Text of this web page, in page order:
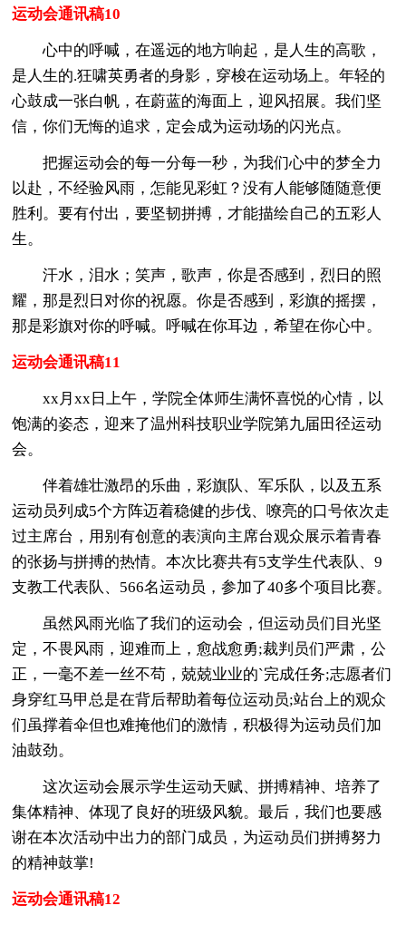
运动会通讯稿10
心中的呼喊，在遥远的地方响起，是人生的高歌，
是人生的.狂啸英勇者的身影，穿梭在运动场上。年轻的
心鼓成一张白帆，在蔚蓝的海面上，迎风招展。我们坚
信，你们无悔的追求，定会成为运动场的闪光点。
把握运动会的每一分每一秒，为我们心中的梦全力
以赴，不经验风雨，怎能见彩虹？没有人能够随随意便
胜利。要有付出，要坚韧拼搏，才能描绘自己的五彩人
生。
汗水，泪水；笑声，歌声，你是否感到，烈日的照
耀，那是烈日对你的祝愿。你是否感到，彩旗的摇摆，
那是彩旗对你的呼喊。呼喊在你耳边，希望在你心中。
运动会通讯稿11
xx月xx日上午，学院全体师生满怀喜悦的心情，以
饱满的姿态，迎来了温州科技职业学院第九届田径运动
会。
伴着雄壮激昂的乐曲，彩旗队、军乐队，以及五系
运动员列成5个方阵迈着稳健的步伐、嘹亮的口号依次走
过主席台，用别有创意的表演向主席台观众展示着青春
的张扬与拼搏的热情。本次比赛共有5支学生代表队、9
支教工代表队、566名运动员，参加了40多个项目比赛。
虽然风雨光临了我们的运动会，但运动员们目光坚
定，不畏风雨，迎难而上，愈战愈勇;裁判员们严肃，公
正，一毫不差一丝不苟，兢兢业业的`完成任务;志愿者们
身穿红马甲总是在背后帮助着每位运动员;站台上的观众
们虽撑着伞但也难掩他们的激情，积极得为运动员们加
油鼓劲。
这次运动会展示学生运动天赋、拼搏精神、培养了
集体精神、体现了良好的班级风貌。最后，我们也要感
谢在本次活动中出力的部门成员，为运动员们拼搏努力
的精神鼓掌!
运动会通讯稿12